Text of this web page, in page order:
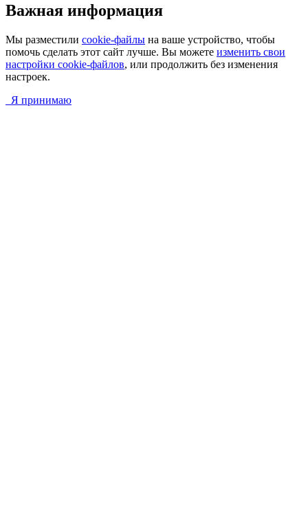
Важная информация
Мы разместили cookie-файлы на ваше устройство, чтобы
помочь сделать этот сайт лучше. Вы можете изменить свои
настройки cookie-файлов, или продолжить без изменения
настроек.
Я принимаю